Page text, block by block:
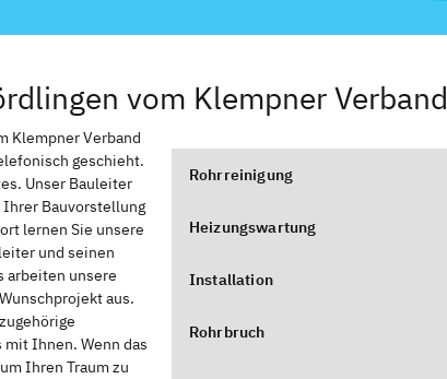
vom Klempner Verband
Klempner Verband
geschieht.
Unser Bauleiter
Bauvorstellung
lernen Sie unsere
und seinen
arbeiten unsere
aus.
Ihnen. Wenn das
Ihren Traum zu
Rohrreinigung
Heizungswartung
Installation
Rohrbruch